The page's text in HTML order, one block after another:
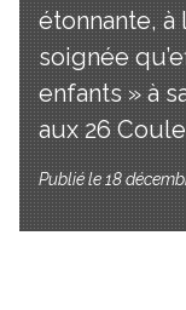
étonnante, à
soignée
enfants » à
aux 26
Publié le 18